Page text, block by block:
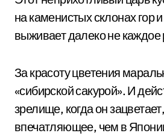
на каменистых склонах гор
выживает далеко не каждое
За красоту цветения
«сибирской сакурой». И
зрелище, когда он
впечатляющее, чем в